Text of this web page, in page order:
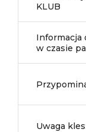
KLUB
Informacja
w czasie
Uwaga